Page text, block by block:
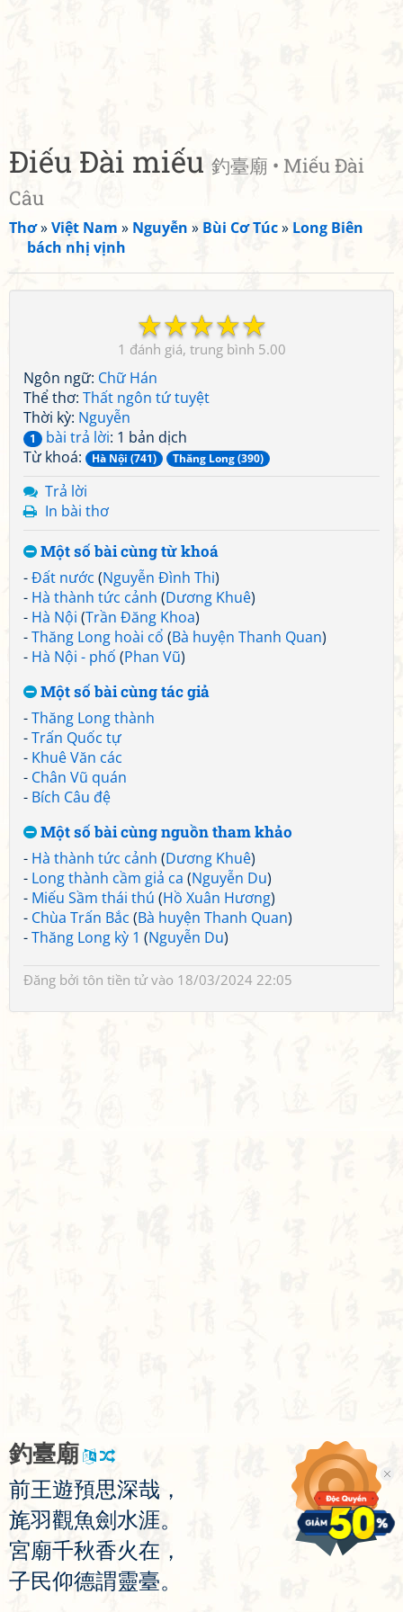
Điếu Đài miếu 釣臺廟 • Miếu Đài
Câu
Thơ»Việt Nam » Nguyễn » Bùi Cơ Túc» Long Biên
bách nhị vịnh
☆
☆
☆
☆
☆
1 5.00
Ngôn ngữ: Chữ Hán
Thể thơ: Thất ngôn tứ tuyệt
Thời kỳ: Nguyễn
1 bài trả lời: 1 bản dịch
Từ khoá:
Hà Nội (741) Thăng Long (390)
Trả lời
In bài thơ
Một số bài cùng từ khoá
-Đất nước (Nguyễn Đình Thi)
- Hà thành tức cảnh (Dương Khuê)
- Hà Nội (Trần Đăng Khoa)
-Thăng Long hoài cổ (Bà huyện Thanh Quan)
- Hà Nội - phố (Phan Vũ)
Một số bài cùng tác giả
-Thăng Long thành
-Trấn Quốc tự
- Khuê Văn các
- Chân Vũ quán
- Bích Câu đệ
Một số bài cùng nguồn tham khảo
- Hà thành tức cảnh (Dương Khuê)
- Long thành cầm giả ca (Nguyễn Du)
- Miếu Sầm thái thú (Hồ Xuân Hương)
- Chùa Trấn Bắc (Bà huyện Thanh Quan)
-Thăng Long kỳ 1 (Nguyễn Du)
Đăng bởi tôn tiền tửvào 18/03/2024 22:05
釣臺廟
前王遊預思深哉 ，
旄羽觀魚劍 水涯。
宮廟千秋香火在 ，
子民仰德謂靈臺。